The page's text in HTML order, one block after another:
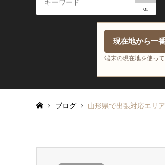
or
現在地から一
端末の現在地を使っ
ブログ 山形県で出張対応エリ